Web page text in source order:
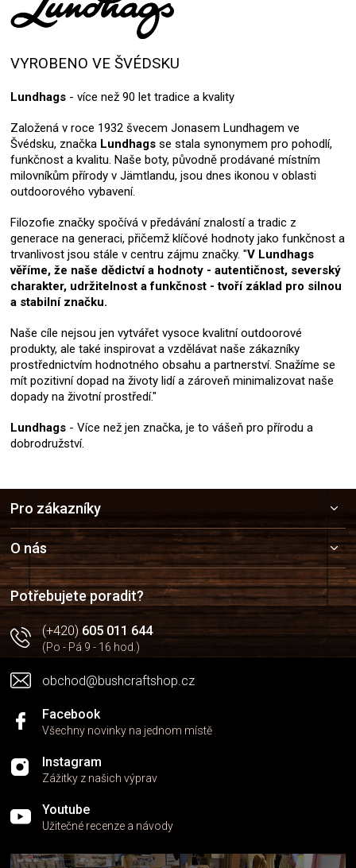
VYROBENO VE ŠVÉDSKU
Lundhags - více než 90 let tradice a kvality
Založená v roce 1932 švecem Jonasem Lundhagem ve
Švédsku, značka Lundhags se stala synonymem pro pohodlí,
funkčnost a kvalitu. Naše boty, původně prodávané místním
milovníkům přírody v Jämtlandu, jsou dnes ikonou v oblasti
outdoorového vybavení.
Filozofie značky spočívá v předávání znalostí a tradic z
generace na generaci, přičemž klíčové hodnoty jako funkčnost a
trvanlivost jsou stále v centru zájmu značky. "V Lundhags
věříme, že naše dědictví a hodnoty - autentičnost, severský
charakter, udržitelnost a funkčnost - tvoří základ pro silnou
a stabilní značku.
Naše cíle nejsou jen vytvářet vysoce kvalitní outdoorové
produkty, ale také inspirovat a vzdělávat naše zákazníky
prostřednictvím hodnotného obsahu a partnerství. Snažíme se
mít pozitivní dopad na životy lidí a zároveň minimalizovat naše
dopady na životní prostředí."
Lundhags - Více než jen značka, je to vášeň pro přírodu a
dobrodružství.
a
t
í
Pro zákazníky
O nás
Potřebujete poradit?
(+420)605 011 644
(Po - Pá 9 - 16 hod.)
obchod@bushcraftshop.cz
Facebook
Všechny novinky na jednom místě
Instagram
Zážitky z našich výprav
Youtube
Užitečné recenze a návody